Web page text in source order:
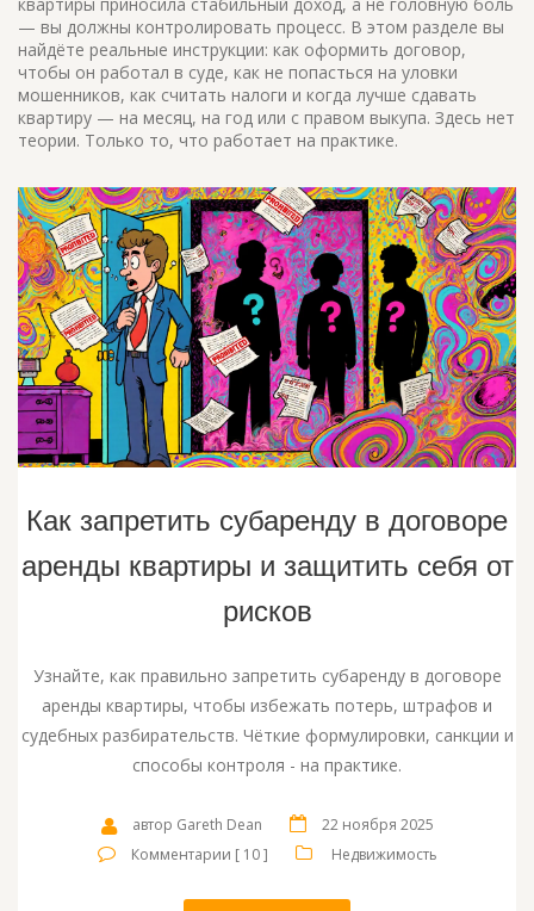
— вы должны контролировать процесс. В этом разделе вы
найдёте реальные инструкции: как оформить договор,
чтобы он работал в суде, как не попасться на уловки
мошенников, как считать налоги и когда лучше сдавать
квартиру — на месяц, на год или с правом выкупа. Здесь нет
теории. Только то, что работает на практике.
Как запретить субаренду в договоре
аренды квартиры и защитить себя от
рисков
Узнайте, как правильно запретить субаренду в договоре
аренды квартиры, чтобы избежать потерь, штрафов и
судебных разбирательств. Чёткие формулировки, санкции и
способы контроля - на практике.
автор Gareth Dean
22 ноября 2025
Комментарии [ 10 ]
Недвижимость